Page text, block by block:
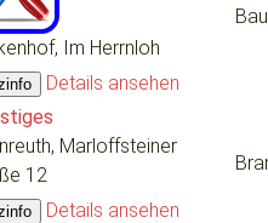
Im Herrnloh
Details ansehen
Marloffsteiner
12
Details ansehen